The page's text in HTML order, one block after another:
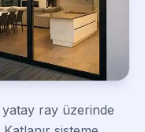
ray üzerinde